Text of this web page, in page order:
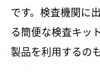
です。検査機関に
る簡便な検査キッ
製品を利用するの